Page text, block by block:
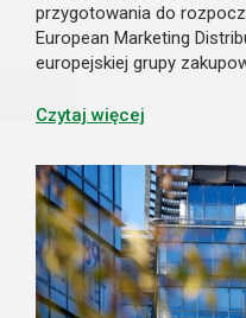
przygotowania do
European Marketing
europejskiej grupy
UNITAS sp. z o.o., na
Umowa regulująca
przez spółkę UNITAS
w Warszawie.
Czytaj więcej